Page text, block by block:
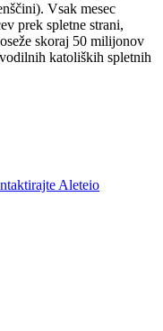
Vsak mesec
prek spletne strani,
skoraj 50 milijonov
katoliških spletnih
Aleteio